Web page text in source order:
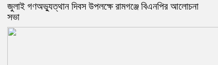
জুলাই গণঅভ্যুত্থান দিবস উপলক্ষে রামগঞ্জে বিএনপির আলোচনা
সভা